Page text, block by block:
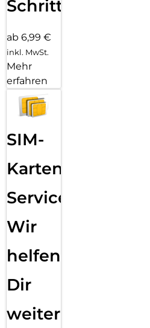
Schritten
ab 6,99 €
inkl. MwSt.
Mehr
erfahren
SIM-
Karten
Service:
Wir
helfen
Dir
weiter